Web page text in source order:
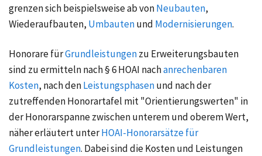
grenzen sich beispielsweise ab vonNeubauten,
Wiederaufbauten, Umbautenund Modernisierungen.
Honorare fürGrundleistungenzu Erweiterungsbauten
sind zu ermitteln nach§ 6 HOAI nachanrechenbaren
Kosten, nach denLeistungsphasenund nach der
zutreffenden Honorartafel mit "Orientierungswerten" in
der Honorarspanne zwischen unterem und oberem Wert,
näher erläutert unterHOAI-Honorarsätze für
Grundleistungen. Dabei sind die Kosten und Leistungen